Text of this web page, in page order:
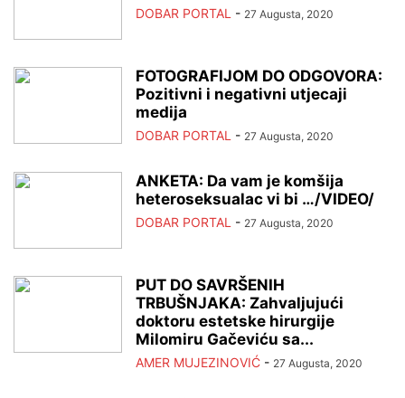
DOBAR PORTAL - 27 Augusta, 2020
FOTOGRAFIJOM DO ODGOVORA:
Pozitivni i negativni utjecaji
medija
DOBAR PORTAL - 27 Augusta, 2020
ANKETA: Da vam je komšija
heteroseksualac vi bi …/VIDEO/
DOBAR PORTAL - 27 Augusta, 2020
PUT DO SAVRŠENIH
TRBUŠNJAKA: Zahvaljujući
doktoru estetske hirurgije
Milomiru Gačeviću sa...
AMER MUJEZINOVIĆ - 27 Augusta, 2020